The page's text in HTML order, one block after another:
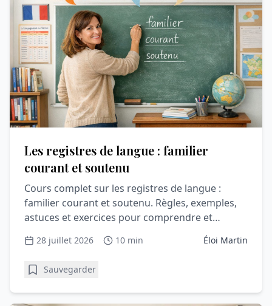
Les registres de langue : familier
courant et soutenu
Cours complet sur les registres de langue :
familier courant et soutenu. Règles, exemples,
astuces et exercices pour comprendre et
28 juillet 2026 10 min Éloi Martin
Sauvegarder